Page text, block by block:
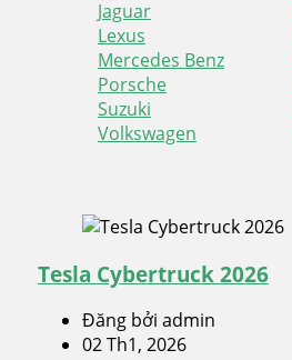
Jaguar
Lexus
Mercedes Benz
Porsche
Suzuki
Volkswagen
navigation
Tesla Cybertruck 2026
Đăng bởi admin
02 Th1, 2026